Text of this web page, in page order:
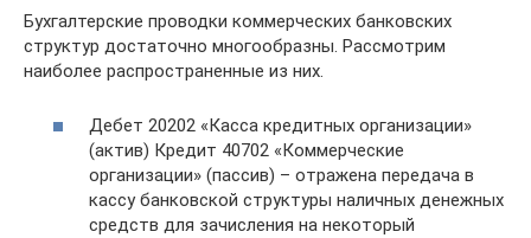
Бухгалтерские проводки коммерческих банковских
структур достаточно многообразны. Рассмотрим
наиболее распространенные из них.
Дебет 20202 «Касса кредитных организации»
(актив) Кредит 40702 «Коммерческие
организации» (пассив) – отражена передача в
кассу банковской структуры наличных денежных
средств для зачисления на некоторый